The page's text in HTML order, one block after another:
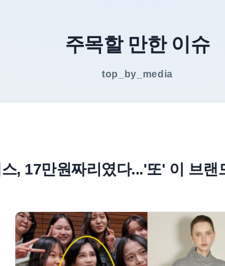
주목할 만한 이슈
top_by_media
, 17만원짜리였다...'또' 이 브랜